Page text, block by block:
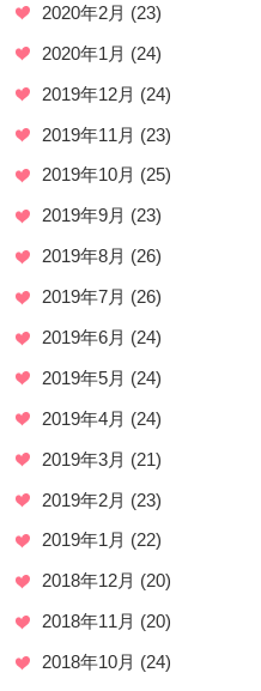
2020年2月 (23)
2020年1月 (24)
2019年12月 (24)
2019年11月 (23)
2019年10月 (25)
2019年9月 (23)
2019年8月 (26)
2019年7月 (26)
2019年6月 (24)
2019年5月 (24)
2019年4月 (24)
2019年3月 (21)
2019年2月 (23)
2019年1月 (22)
2018年12月 (20)
2018年11月 (20)
2018年10月 (24)